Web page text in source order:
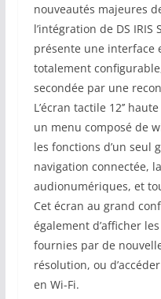
nouveautés majeures
l’intégration de DS IRIS
présente une interface
totalement
secondée par une
L’écran tactile 12’’
un menu composé de
les fonctions d’un seul
navigation connectée,
audionumériques, et
Cet écran au grand
également d’afficher
fournies par de
résolution, ou
en Wi-Fi.